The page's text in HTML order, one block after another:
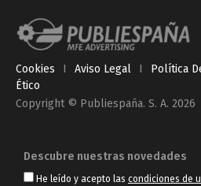
Cookies I Aviso Legal I Política
Ético
Copyright © Publiespaña. S. A. 2026
Descubre nuestras novedades
He leído y acepto las condiciones de